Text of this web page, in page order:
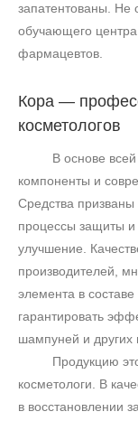
запатентованы. Не
обучающего центра
фармацевтов.
Кора —
косметологов
В основе
компоненты и
Средства призваны
процессы защиты и
улучшение.
производителей,
элемента в
гарантировать
шампуней и других
Продукцию
косметологи. В
в восстановлении